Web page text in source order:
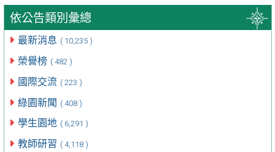
依公告類別彙總
最新消息 ( 10,235 )
榮譽榜 ( 482 )
國際交流 ( 223 )
綠園新聞 ( 408 )
學生園地 ( 6,291 )
教師研習 ( 4,118 )